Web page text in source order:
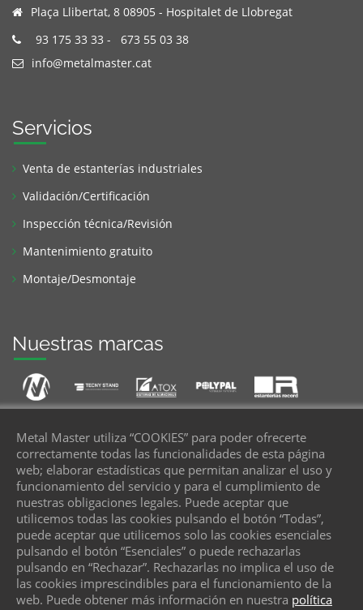
Plaça Llibertat, 8 08905 - Hospitalet de Llobregat
93 175 33 33 -
673 55 03 38
info@metalmaster.cat
Servicios
Venta de estanterías industriales
Validación/Certificación
Inspección técnica/Revisión
Mantenimiento gratuito
Montaje/Desmontaje
Nuestras marcas
Te llamamos
Danos tu teléfono
ENVIAR
Metal Master utiliza “COOKIES” para poder ofrecerte
correctamente todas las funcionalidades de esta página
web; elaborar estadísticas que permitan analizar el uso y
funcionamiento del servicio y para el cumplimiento de
nuestras obligaciones legales. Puede aceptar que
utilicemos todas las cookies pulsando el botón “Todas”,
puede aceptar que utilicemos solo las cookies esenciales
pulsando el botón “Esenciales” o puede rechazarlas
pulsando en “Rechazar”. Rechazarlas no implica el uso de
las cookies imprescindibles para el funcionamiento de la
web. Puede obtener más información en nuestra política